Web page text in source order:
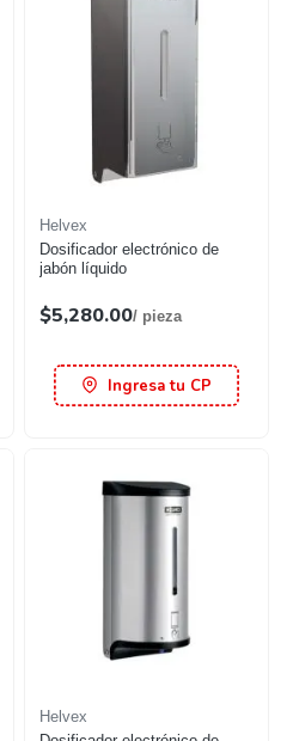
Helvex
Dosificador electrónico de
jabón líquido
$5,280.00/ pieza
Ingresa tu CP
Helvex